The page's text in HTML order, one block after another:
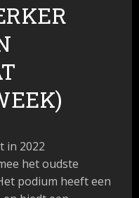
in 2022
het oudste
podium heeft een